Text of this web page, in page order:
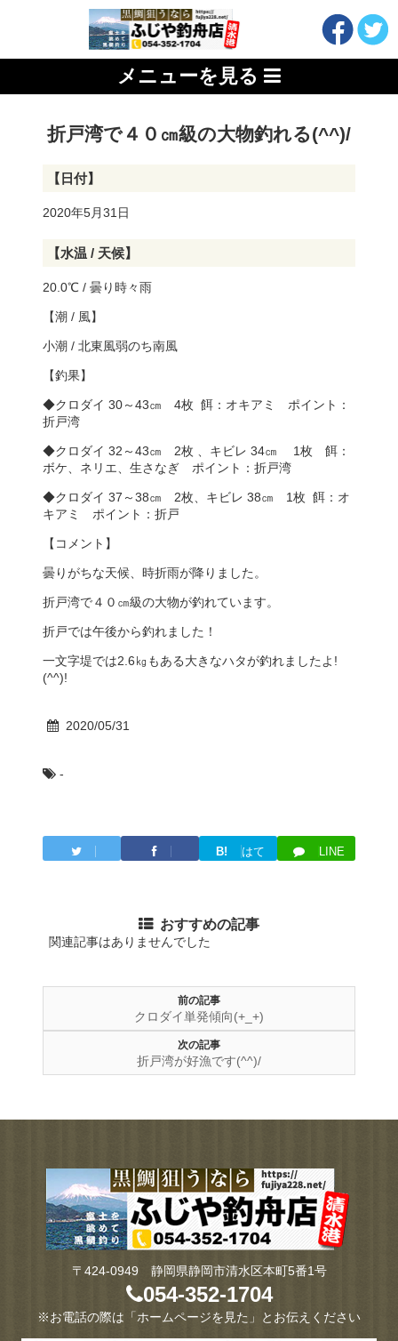
メニューを見る
折戸湾で４０㎝級の大物釣れる(^^)/
【日付】
2020年5月31日
【水温 / 天候】
20.0℃ / 曇り時々雨
【潮 / 風】
小潮 / 北東風弱のち南風
【釣果】
◆クロダイ 30～43㎝ 4枚 餌：オキアミ ポイント：
折戸湾
◆クロダイ 32～43㎝ 2枚 、キビレ 34㎝ 1枚 餌：
ボケ、ネリエ、生さなぎ ポイント：折戸湾
◆クロダイ 37～38㎝ 2枚、キビレ 38㎝ 1枚 餌：オ
キアミ ポイント：折戸
【コメント】
曇りがちな天候、時折雨が降りました。
折戸湾で４０㎝級の大物が釣れています。
折戸では午後から釣れました！
一文字堤では2.6㎏もある大きなハタが釣れましたよ!
(^^)!
2020/05/31
-
B!
はて
LINE
おすすめの記事
関連記事はありませんでした
前の記事
クロダイ単発傾向(+_+)
次の記事
折戸湾が好漁です(^^)/
〒424-0949 静岡県静岡市清水区本町5番1号
054-352-1704
※お電話の際は「ホームページを見た」とお伝えください